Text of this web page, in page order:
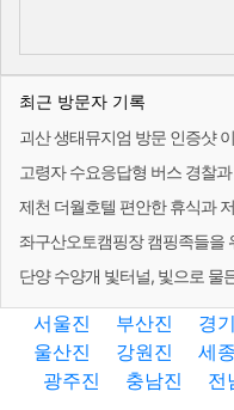
최근 방문자 기록
괴산 생태뮤지엄 방문 인증샷
고령자 수요응답형 버스 경찰
제천 더월호텔 편안한 휴식과
좌구산오토캠핑장 캠핑족들을
단양 수양개 빛터널, 빛으로 물
서울진 부산진 경
울산진
강원진 세
광주진
충남진 전